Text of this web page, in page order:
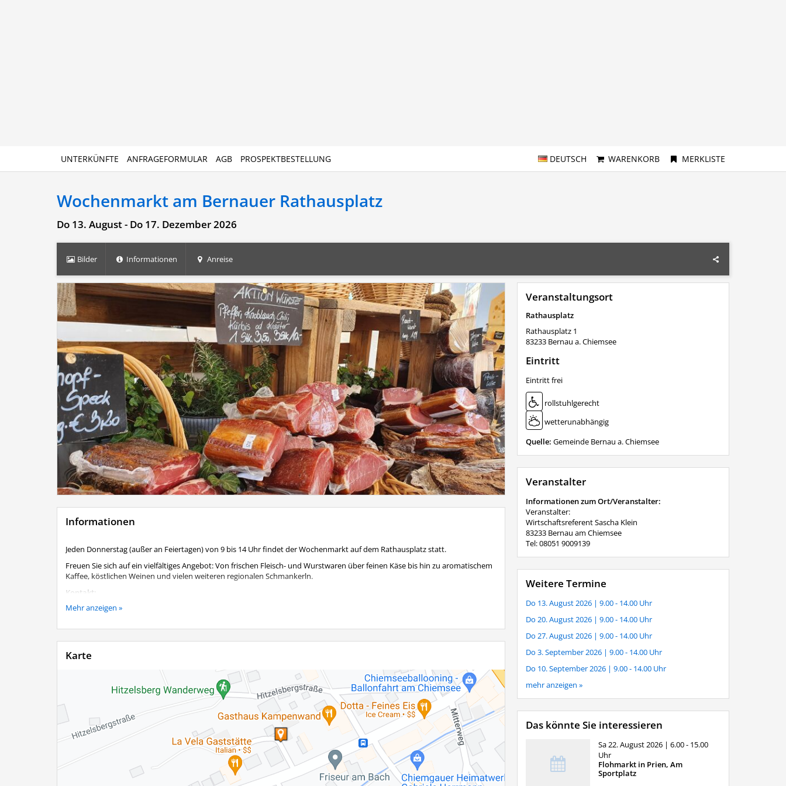
DEUTSCH WARENKORB MERKLISTE
UNTERKÜNFTE ANFRAGEFORMULAR AGB PROSPEKTBESTELLUNG
Wochenmarkt am Bernauer Rathausplatz
Do 13. August - Do 17. Dezember 2026
Bilder Informationen Anreise
Informationen
Jeden Donnerstag (außer an Feiertagen) von 9 bis 14 Uhr findet der Wochenmarkt auf dem Rathausplatz statt.
Freuen Sie sich auf ein vielfältiges Angebot: Von frischen Fleisch- und Wurstwaren über feinen Käse bis hin zu aromatischem
Kaffee, köstlichen Weinen und vielen weiteren regionalen Schmankerln.
Kontakt:
Wirtschaftsreferent Herr Sascha Klein, Tel. 08051 9009139
Mehr anzeigen »
Karte
Veranstaltungsort
Rathausplatz
Rathausplatz 1
83233 Bernau a. Chiemsee
Eintritt
Eintritt frei
rollstuhlgerecht
wetterunabhängig
Quelle: Gemeinde Bernau a. Chiemsee
Veranstalter
Informationen zum Ort/Veranstalter:
Veranstalter:
Wirtschaftsreferent Sascha Klein
83233 Bernau am Chiemsee
Tel: 08051 9009139
Weitere Termine
Do 13. August 2026 | 9.00 - 14.00 Uhr
Do 20. August 2026 | 9.00 - 14.00 Uhr
Do 27. August 2026 | 9.00 - 14.00 Uhr
Do 3. September 2026 | 9.00 - 14.00 Uhr
Do 10. September 2026 | 9.00 - 14.00 Uhr
mehr anzeigen »
Das könnte Sie interessieren
Sa 22. August 2026 | 6.00 - 15.00
Uhr
Flohmarkt in Prien, Am
Sportplatz